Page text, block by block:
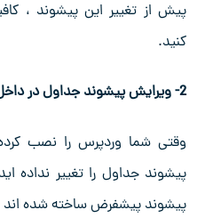
پیش از تغییر این پیشوند ،
کنید.
2- ویرایش پیشوند جداول در داخل دیتابیس
وقتی شما وردپرس را نصب
پیشوند جداول را تغییر نداده
پیشوند پیشفرض ساخته شده اند و